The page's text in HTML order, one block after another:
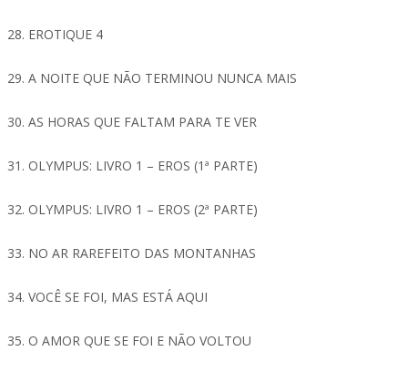
28. EROTIQUE 4
29. A NOITE QUE NÃO TERMINOU NUNCA MAIS
30. AS HORAS QUE FALTAM PARA TE VER
31. OLYMPUS: LIVRO 1 – EROS (1ª PARTE)
32. OLYMPUS: LIVRO 1 – EROS (2ª PARTE)
33. NO AR RAREFEITO DAS MONTANHAS
34. VOCÊ SE FOI, MAS ESTÁ AQUI
35. O AMOR QUE SE FOI E NÃO VOLTOU